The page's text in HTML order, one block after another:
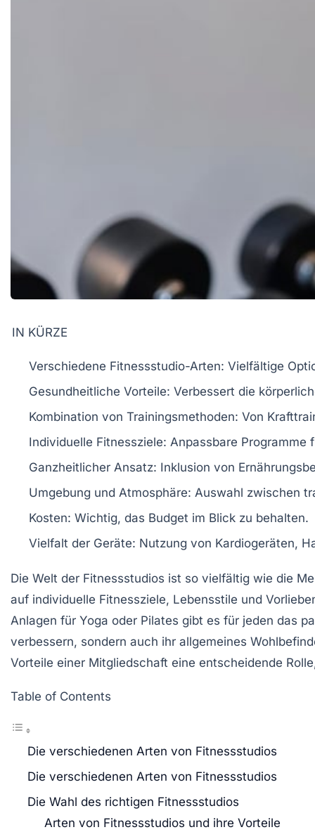
IN KÜRZE
Verschiedene Fitnessstudio-Arten: Vielfältige
Gesundheitliche Vorteile: Verbessert die
Kombination von Trainingsmethoden: Von
Individuelle Fitnessziele: Anpassbare Programme
Ganzheitlicher Ansatz: Inklusion von
Umgebung und Atmosphäre: Auswahl zwischen
Kosten: Wichtig, das Budget im Blick zu behalten.
Vielfalt der Geräte: Nutzung von Kardiogeräten,
Die Welt der Fitnessstudios ist so vielfältig wie die
auf individuelle Fitnessziele, Lebensstile und
Anlagen für Yoga oder Pilates gibt es für jeden das
verbessern, sondern auch ihr allgemeines
Vorteile einer Mitgliedschaft eine entscheidende
Table of Contents
Die verschiedenen Arten von Fitnessstudios
Die verschiedenen Arten von Fitnessstudios
Die Wahl des richtigen Fitnessstudios
Arten von Fitnessstudios und ihre Vorteile